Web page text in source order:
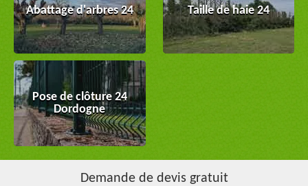
Abattage d'arbres 24 Taille de haie 24
Pose de clôture 24
Dordogne
Demande de devis gratuit